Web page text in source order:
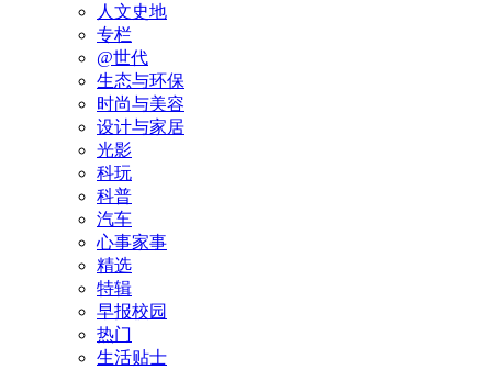
人文史地
专栏
@世代
生态与环保
时尚与美容
设计与家居
光影
科玩
科普
汽车
心事家事
精选
特辑
早报校园
热门
生活贴士